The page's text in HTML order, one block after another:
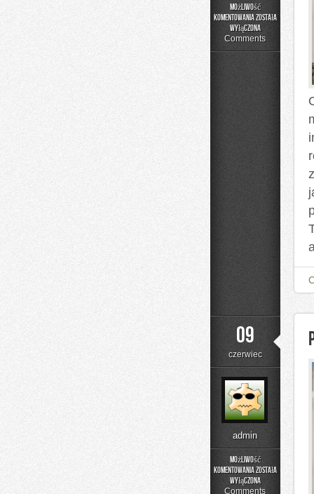
Możliwość
komentowania
Zapachowe
Inspiracje
została
wyłączona
Comments
09
czerwiec
admin
Możliwość
komentowania
Podstawy
Matematyki
została
wyłączona
Comments